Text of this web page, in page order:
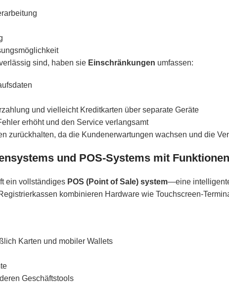
sind, haben sie Einschränkungen umfassen:
und vielleicht Kreditkarten über separate Geräte
erhöht und den Service verlangsamt
zurückhalten, da die Kundenerwartungen wachsen und die
und POS-Systems mit Funktionen
ein vollständiges POS (Point of Sale) system—eine
kombinieren Hardware wie Touchscreen-
Karten und mobiler Wallets
Geschäftstools